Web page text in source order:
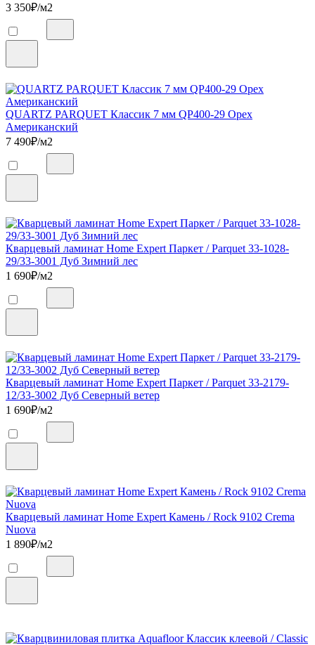
3 350₽/м2
QUARTZ PARQUET Классик 7 мм QP400-29 Орех
Американский
7 490₽/м2
Кварцевый ламинат Home Expert Паркет / Parquet 33-1028-
29/33-3001 Дуб Зимний лес
1 690₽/м2
Кварцевый ламинат Home Expert Паркет / Parquet 33-2179-
12/33-3002 Дуб Северный ветер
1 690₽/м2
Кварцевый ламинат Home Expert Камень / Rock 9102 Crema
Nuova
1 890₽/м2